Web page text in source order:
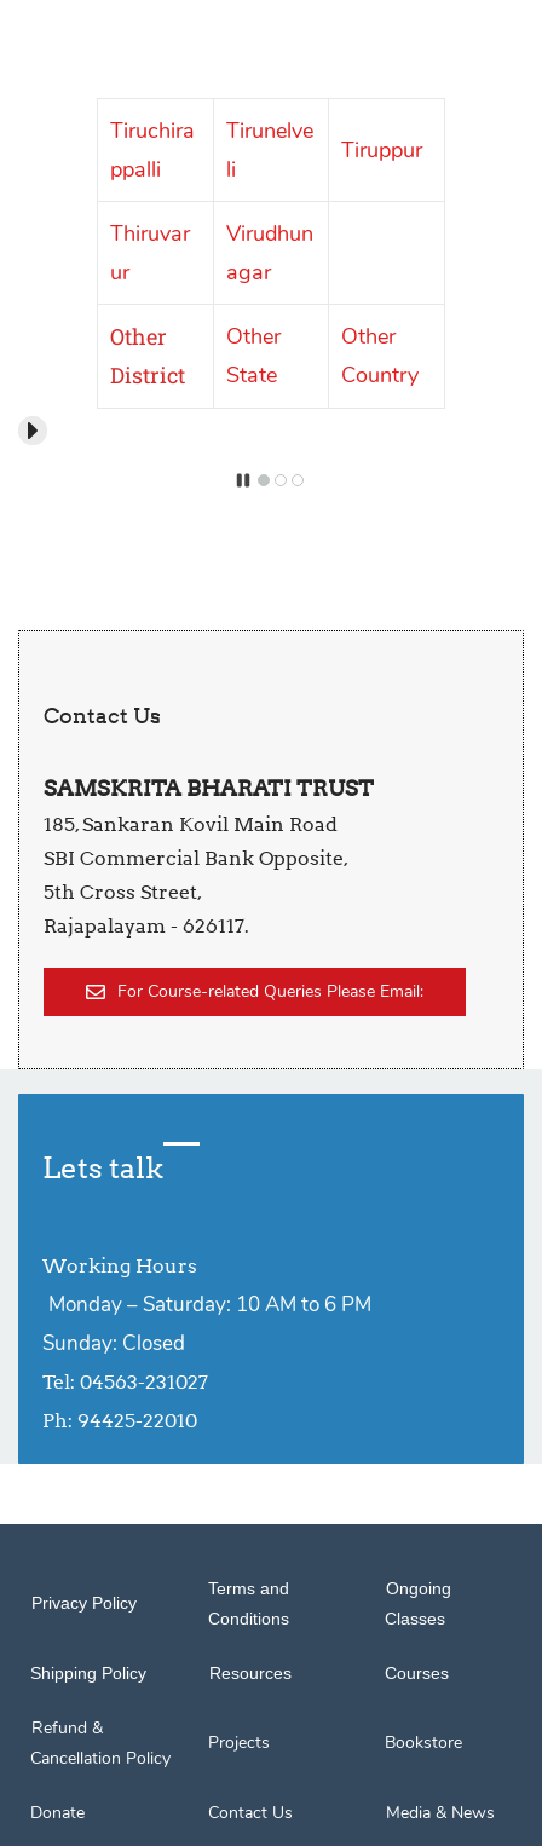
Coimbat
ore
Dindigul
Kanyaku
mari
Madurai
Nagapat
tinam/Ka
raikkal
Contact Us
SAMSKRITA BHARATI TRUST
185, Sankaran Kovil Main Road
SBI Commercial Bank Opposite,
5th Cross Street,
Rajapalayam - 626117.
For Course-related Queries Please Email:
Lets talk
Working Hours
Monday – Saturday: 10 AM to 6 PM
Sunday: Closed
Tel: 04563-231027
Ph: 94425-22010
Privacy Policy
Terms and
Conditions
Ongoing
Classes
Shipping Policy Resources Courses
Refund &
Cancellation Policy
Projects Bookstore
Donate Contact Us Media & News